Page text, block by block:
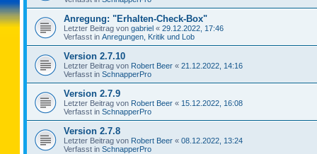
Anregung: "Erhalten-Check-Box"
Letzter Beitrag von gabriel « 29.12.2022, 17:46
Verfasst in Anregungen, Kritik und Lob
Version 2.7.10
Letzter Beitrag von Robert Beer « 21.12.2022, 14:16
Verfasst in SchnapperPro
Version 2.7.9
Letzter Beitrag von Robert Beer « 15.12.2022, 16:08
Verfasst in SchnapperPro
Version 2.7.8
Letzter Beitrag von Robert Beer « 08.12.2022, 13:24
Verfasst in SchnapperPro